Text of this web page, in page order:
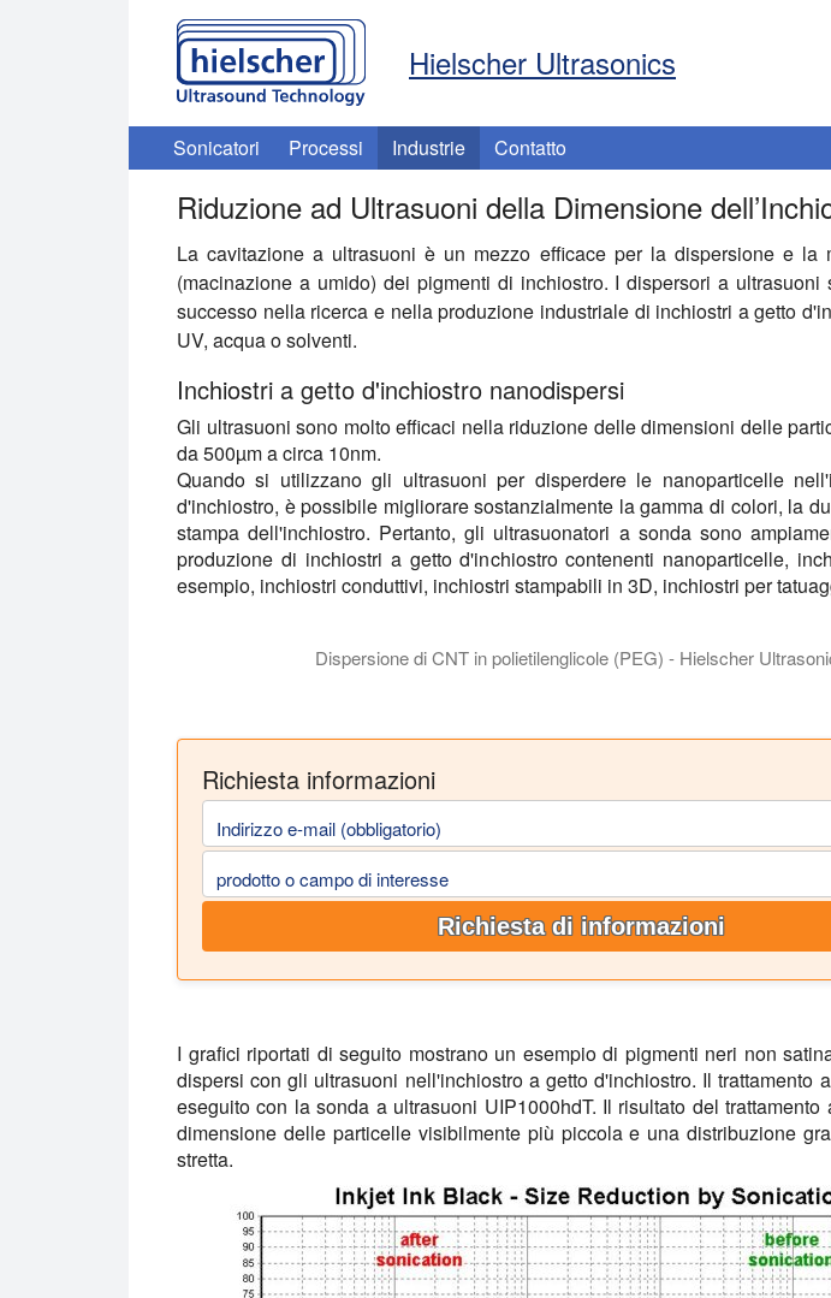
Hielscher Ultrasonics
Sonicatori Processi Industrie Contatto
Riduzione ad Ultrasuoni della Dimensione
La cavitazione a ultrasuoni è un mezzo efficace per la dispersione e la
(macinazione a umido) dei pigmenti di inchiostro. I dispersori a ultrasuoni
successo nella ricerca e nella produzione industriale di inchiostri a getto
UV, acqua o solventi.
Inchiostri a getto d'inchiostro nanodispersi
Gli ultrasuoni sono molto efficaci nella riduzione delle dimensioni delle
da 500µm a circa 10nm.
Quando si utilizzano gli ultrasuoni per disperdere le nanoparticelle
d'inchiostro, è possibile migliorare sostanzialmente la gamma di colori, la
stampa dell'inchiostro. Pertanto, gli ultrasuonatori a sonda sono
produzione di inchiostri a getto d'inchiostro contenenti nanoparticelle,
esempio, inchiostri conduttivi, inchiostri stampabili in 3D, inchiostri per
Dispersione di CNT in polietilenglicole (PEG) - Hielscher
La dispersione a ultrasuoni viene utilizzata per produrre inchiostri a
Richiesta informazioni
Indirizzo e-mail (obbligatorio)
prodotto o campo di interesse
Richiesta di informazioni
I grafici riportati di seguito mostrano un esempio di pigmenti neri non
dispersi con gli ultrasuoni nell'inchiostro a getto d'inchiostro. Il trattamento
eseguito con la sonda a ultrasuoni UIP1000hdT. Il risultato del
dimensione delle particelle visibilmente più piccola e una distribuzione
stretta.